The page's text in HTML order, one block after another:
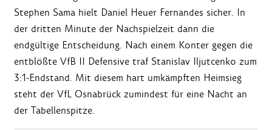
Stephen Sama hielt Daniel Heuer Fernandes sicher. In
der dritten Minute der Nachspielzeit dann die
endgültige Entscheidung. Nach einem Konter gegen die
entblößte VfB II Defensive traf Stanislav Iljutcenko zum
3:1-Endstand. Mit diesem hart umkämpften Heimsieg
steht der VfL Osnabrück zumindest für eine Nacht an
der Tabellenspitze.